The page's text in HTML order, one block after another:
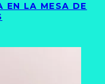
EN LA MESA DE